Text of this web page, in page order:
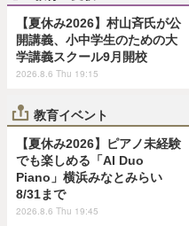
【夏休み2026】村山斉氏が公
開講義、小中学生のための大
学講義スクール9月開校
2026.8.6 Thu 19:15
教育イベント
【夏休み2026】ピアノ未経験
でも楽しめる「AI Duo
Piano」横浜みなとみらい
8/31まで
2026.8.6 Thu 19:45